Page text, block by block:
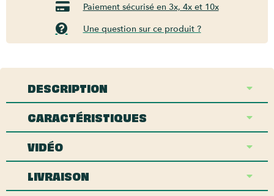
Paiement sécurisé en 3x, 4x et 10x
Une question sur ce produit ?
DESCRIPTION
CARACTÉRISTIQUES
VIDÉO
LIVRAISON